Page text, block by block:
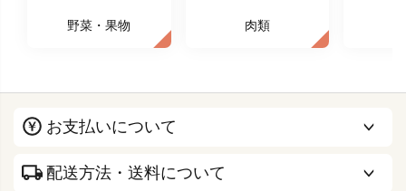
野菜・果物 肉類
お支払いについて
配送方法・送料について